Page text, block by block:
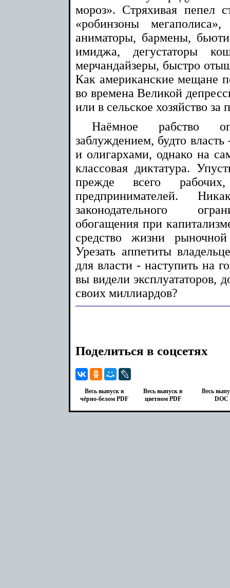
мороз». Стряхивая пепел
«робинзоны
аниматоры, бармены,
имиджа, дегустаторы
мерчандайзеры, быстро
Как американские мещане
во времена Великой
или в сельское хозяйство за
Наёмное рабство
заблуждением, будто
и олигархами, однако на
классовая диктатура.
прежде всего
предпринимателей.
законодательного
обогащения при
средство жизни
Урезать аппетиты
для власти - наступить на
вы видели эксплуататоров,
своих миллиардов?
Поделиться в соцсетях
Весь выпуск в
чёрно-белом PDF
Весь выпуск в
цветном PDF
Весь
DOC